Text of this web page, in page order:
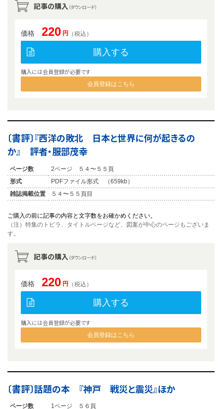
記事の購入 （ダウンロード）
価格 220 円 （税込）
購入する
購入には会員登録が必要です
会員登録はこちら
〔書評〕『西洋の敗北 日本と世界に何が起きるの
か』 評者・服部茂幸
ページ数
2ページ ５４〜５５頁
形式
PDFファイル形式 （659kb）
雑誌掲載位置
５４〜５５頁目
ご購入の前に記事の内容と文字数をお確かめください。
（注）特集のトビラ、タイトルページなど、図案が中心のページもございま
す。
記事の購入 （ダウンロード）
価格 220 円 （税込）
購入する
購入には会員登録が必要です
会員登録はこちら
〔書評〕話題の本 『神戸 戦災と震災』ほか
ページ数 1ページ ５６頁